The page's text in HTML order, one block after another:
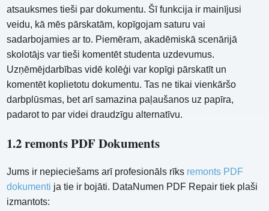
atsauksmes tieši par dokumentu. Šī funkcija ir mainījusi
veidu, kā mēs pārskatām, kopīgojam saturu vai
sadarbojamies ar to. Piemēram, akadēmiskā scenārijā
skolotājs var tieši komentēt studenta uzdevumus.
Uzņēmējdarbības vidē kolēģi var kopīgi pārskatīt un
komentēt koplietotu dokumentu. Tas ne tikai vienkāršo
darbplūsmas, bet arī samazina paļaušanos uz papīra,
padarot to par videi draudzīgu alternatīvu.
1.2 remonts PDF Dokuments
Jums ir nepieciešams arī profesionāls rīks remonts PDF
dokumenti ja tie ir bojāti. DataNumen PDF Repair tiek plaši
izmantots: